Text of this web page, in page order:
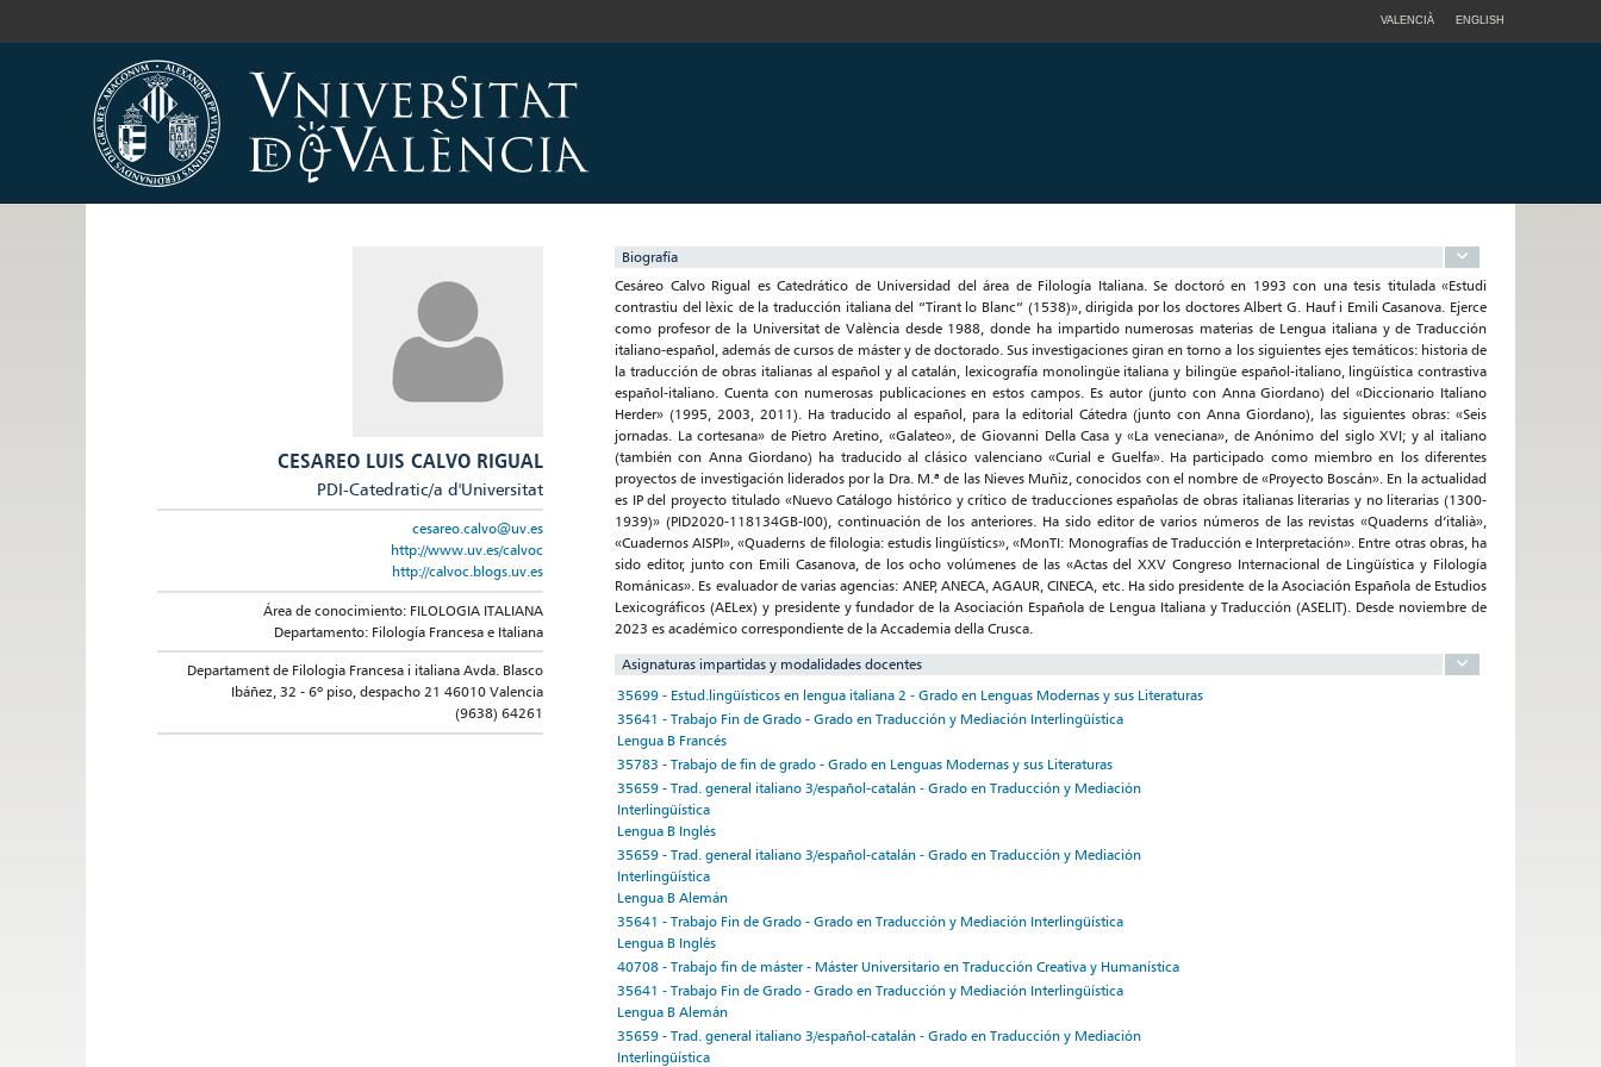
VALENCIÀ ENGLISH
CESAREO LUIS CALVO RIGUAL
PDI-Catedratic/a d'Universitat
cesareo.calvo@uv.es
http://www.uv.es/calvoc
http://calvoc.blogs.uv.es
Área de conocimiento: FILOLOGIA ITALIANA
Departamento: Filología Francesa e Italiana
Departament de Filologia Francesa i italiana Avda. Blasco
Ibáñez, 32 - 6º piso, despacho 21 46010 Valencia
(9638) 64261
Biografía
Cesáreo Calvo Rigual es Catedrático de Universidad del área de Filología Italiana. Se doctoró en 1993 con una tesis titulada «Estudi
contrastiu del lèxic de la traducción italiana del “Tirant lo Blanc” (1538)», dirigida por los doctores Albert G. Hauf i Emili Casanova. Ejerce
como profesor de la Universitat de València desde 1988, donde ha impartido numerosas materias de Lengua italiana y de Traducción
italiano-español, además de cursos de máster y de doctorado. Sus investigaciones giran en torno a los siguientes ejes temáticos: historia de
la traducción de obras italianas al español y al catalán, lexicografía monolingüe italiana y bilingüe español-italiano, lingüística contrastiva
español-italiano. Cuenta con numerosas publicaciones en estos campos. Es autor (junto con Anna Giordano) del «Diccionario Italiano
Herder» (1995, 2003, 2011). Ha traducido al español, para la editorial Cátedra (junto con Anna Giordano), las siguientes obras: «Seis
jornadas. La cortesana» de Pietro Aretino, «Galateo», de Giovanni Della Casa y «La veneciana», de Anónimo del siglo XVI; y al italiano
(también con Anna Giordano) ha traducido al clásico valenciano «Curial e Guelfa». Ha participado como miembro en los diferentes
proyectos de investigación liderados por la Dra. M.ª de las Nieves Muñiz, conocidos con el nombre de «Proyecto Boscán». En la actualidad
es IP del proyecto titulado «Nuevo Catálogo histórico y crítico de traducciones españolas de obras italianas literarias y no literarias (1300-
1939)» (PID2020-118134GB-I00), continuación de los anteriores. Ha sido editor de varios números de las revistas «Quaderns d’italià»,
«Cuadernos AISPI», «Quaderns de filologia: estudis lingüístics», «MonTI: Monografías de Traducción e Interpretación». Entre otras obras, ha
sido editor, junto con Emili Casanova, de los ocho volúmenes de las «Actas del XXV Congreso Internacional de Lingüística y Filología
Románicas». Es evaluador de varias agencias: ANEP, ANECA, AGAUR, CINECA, etc. Ha sido presidente de la Asociación Española de Estudios
Lexicográficos (AELex) y presidente y fundador de la Asociación Española de Lengua Italiana y Traducción (ASELIT). Desde noviembre de
2023 es académico correspondiente de la Accademia della Crusca.
Asignaturas impartidas y modalidades docentes
35699 - Estud.lingüísticos en lengua italiana 2 - Grado en Lenguas Modernas y sus Literaturas
35641 - Trabajo Fin de Grado - Grado en Traducción y Mediación Interlingüística
Lengua B Francés
35783 - Trabajo de fin de grado - Grado en Lenguas Modernas y sus Literaturas
35659 - Trad. general italiano 3/español-catalán - Grado en Traducción y Mediación
Interlingüística
Lengua B Inglés
35659 - Trad. general italiano 3/español-catalán - Grado en Traducción y Mediación
Interlingüística
Lengua B Alemán
35641 - Trabajo Fin de Grado - Grado en Traducción y Mediación Interlingüística
Lengua B Inglés
40708 - Trabajo fin de máster - Máster Universitario en Traducción Creativa y Humanística
35641 - Trabajo Fin de Grado - Grado en Traducción y Mediación Interlingüística
Lengua B Alemán
35659 - Trad. general italiano 3/español-catalán - Grado en Traducción y Mediación
Interlingüística